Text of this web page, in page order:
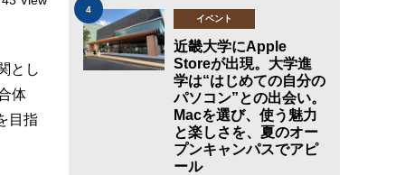
とし
体
目指
4
イベント
近畿大学にApple
Storeが出現。大学進
学は“はじめての自分の
パソコン”との出会い。
Macを選び、使う魅力
と楽しさを、夏のオー
プンキャンパスでアピ
ール